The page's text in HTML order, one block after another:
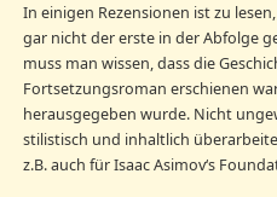
In einigen Rezensionen ist zu
gar nicht der erste in der Abfolge
muss man wissen, dass die
Fortsetzungsroman erschienen
herausgegeben wurde. Nicht
stilistisch und inhaltlich
z.B. auch für Isaac Asimov‘s